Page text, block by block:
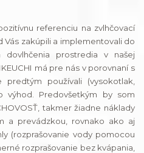
referenciu na zvlhčovací
Vás zakúpili a implementovali do
dovlhčenia prostredia v našej
má pre nás v porovnaní s
používali (vysokotlak,
výhod. Predovšetkým by som
takmer žiadne náklady
a prevádzkou, rovnako ako aj
(rozprašovanie vody pomocou
rozprašovanie bez kvápania,